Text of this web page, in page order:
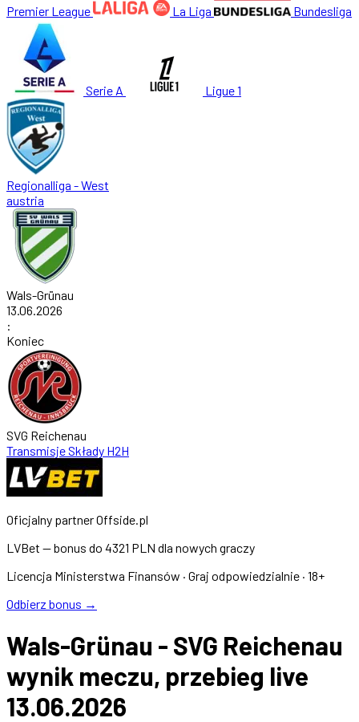
Premier League La Liga Bundesliga
Serie A Ligue 1
Regionalliga - West
austria
Wals-Grünau
13.06.2026
:
Koniec
SVG Reichenau
TransmisjeSkłady H2H
Oficjalny partner Offside.pl
LVBet — bonus do 4321 PLN dla nowych graczy
Licencja Ministerstwa Finansów · Graj odpowiedzialnie · 18+
Odbierz bonus →
Wals-Grünau - SVG Reichenau
wynik meczu, przebieg live
13.06.2026